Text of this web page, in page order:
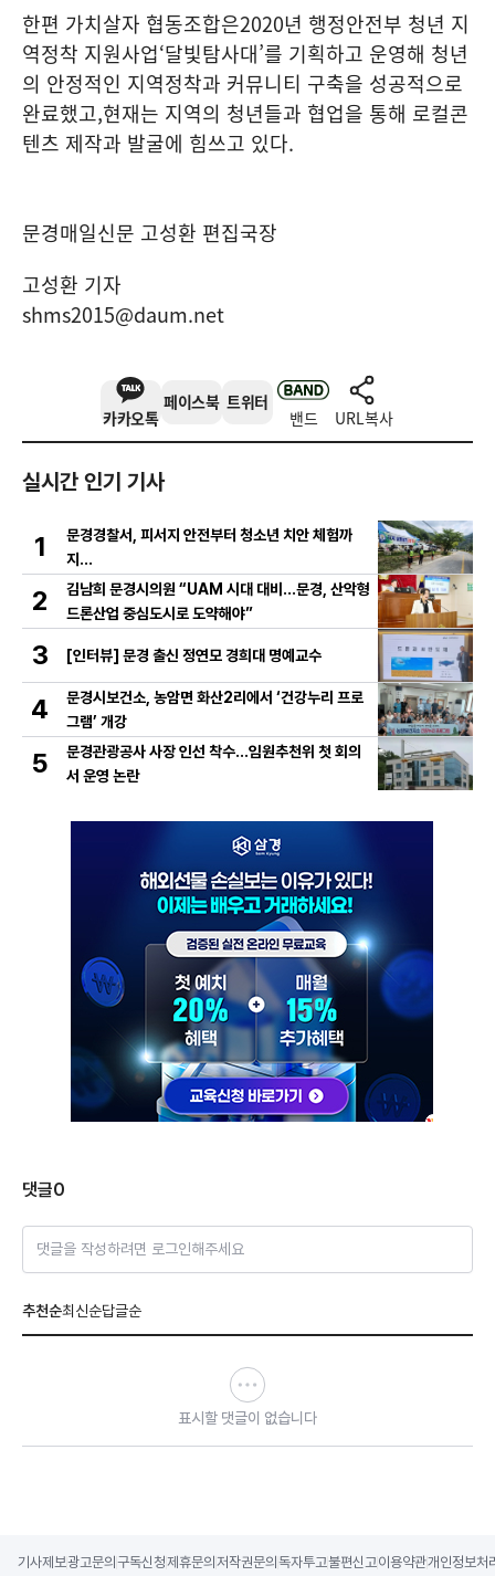
한편 가치살자 협동조합은2020년 행정안전부 청년 지
역정착 지원사업‘달빛탐사대’를 기획하고 운영해 청년
의 안정적인 지역정착과 커뮤니티 구축을 성공적으로
완료했고,현재는 지역의 청년들과 협업을 통해 로컬콘
텐츠 제작과 발굴에 힘쓰고 있다.
문경매일신문 고성환 편집국장
고성환 기자
shms2015@daum.net
카카오톡
페이스북 트위터
밴드 URL복사
실시간 인기 기사
1
문경경찰서, 피서지 안전부터 청소년 치안 체험까
지…
2
김남희 문경시의원 “UAM 시대 대비…문경, 산악형
드론산업 중심도시로 도약해야”
3 [인터뷰] 문경 출신 정연모 경희대 명예교수
4
문경시보건소, 농암면 화산2리에서 ‘건강누리 프로
그램’ 개강
5
문경관광공사 사장 인선 착수…임원추천위 첫 회의
서 운영 논란
댓글0
댓글을 작성하려면 로그인해주세요
추천순최신순답글순
표시할 댓글이 없습니다
기사제보광고문의 구독신청제휴문의 저작권문의 독자투고불편신고이용약관개인정보처